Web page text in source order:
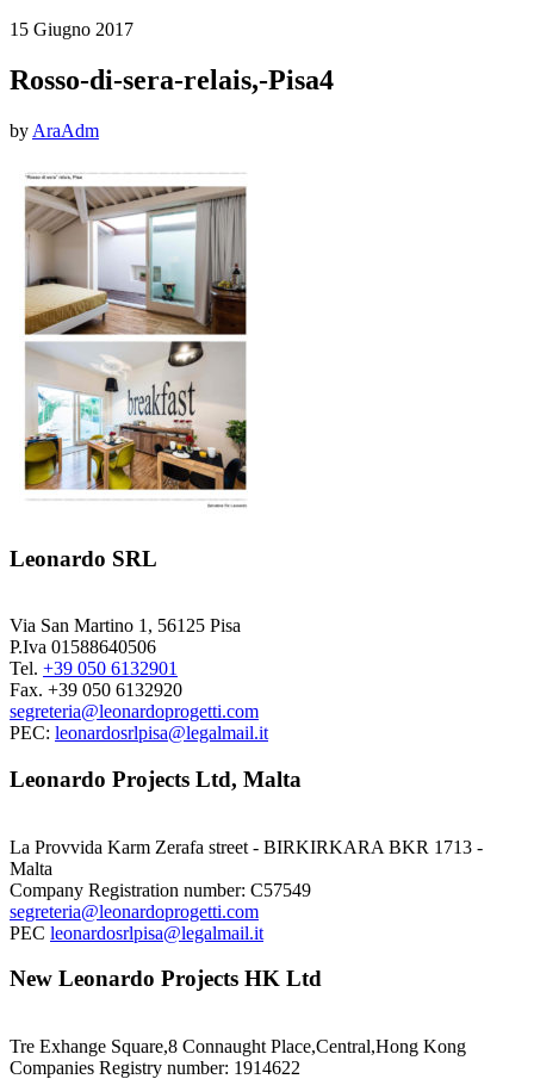
15 Giugno 2017
Rosso-di-sera-relais,-Pisa4
by AraAdm
Leonardo SRL
Via San Martino 1, 56125 Pisa
P.Iva 01588640506
Tel. +39 050 6132901
Fax. +39 050 6132920
segreteria@leonardoprogetti.com
PEC: leonardosrlpisa@legalmail.it
Leonardo Projects Ltd, Malta
La Provvida Karm Zerafa street - BIRKIRKARA BKR 1713 -
Malta
Company Registration number: C57549
segreteria@leonardoprogetti.com
PEC leonardosrlpisa@legalmail.it
New Leonardo Projects HK Ltd
Tre Exhange Square,8 Connaught Place,Central,Hong Kong
Companies Registry number: 1914622